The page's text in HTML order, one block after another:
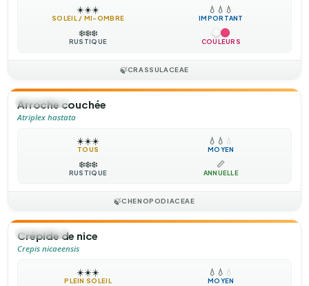
☀️☀️☀️
SOLEIL / MI-OMBRE
💧 💧 💧
IMPORTANT
❄️❄️❄️
RUSTIQUE COULEURS
🍃CRASSULACEAE
🌻ANNUELLE
Arroche couchée
Atriplex hastata
☀️☀️☀️
TOUS
💧 💧 💧
MOYEN
❄️❄️❄️
RUSTIQUE
📏
ANNUELLE
🍃CHENOPODIACEAE
🌻ANNUELLE
Crépide de nice
Crepis nicaeensis
☀️☀️☀️
PLEIN SOLEIL
💧 💧 💧
MOYEN